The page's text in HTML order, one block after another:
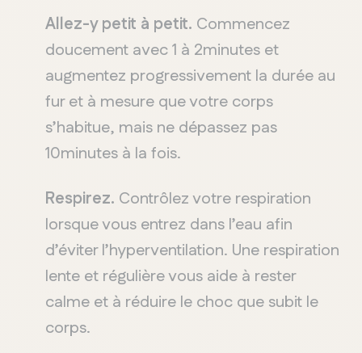
Allez-y petit à petit. Commencez
doucement avec1 à 2minutes et
augmentez progressivement la durée au
furet à mesure quevotre corps
s’habitue, mais ne dépassez pas
10minutes à la fois.
Respirez. Contrôlezvotre respiration
lorsquevous entrez dans l’eau afin
d’éviter l’hyperventilation. Une respiration
lente et régulièrevous aide à rester
calme et à réduire le choc que subit le
corps.